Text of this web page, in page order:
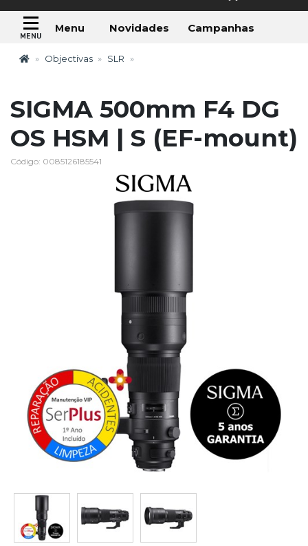
Menu Novidades Campanhas
Objectivas SLR
SIGMA 500mm F4 DG
OS HSM | S (EF-mount)
Código: 0085126185541